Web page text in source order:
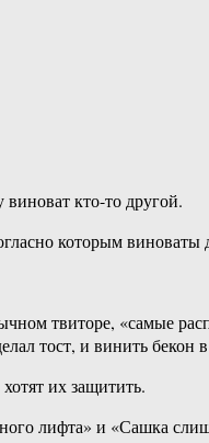
виноват кто-то другой.
которым виноваты
твиторе, «самые
тост, и винить бекон в
их защитить.
лифта» и «Сашка